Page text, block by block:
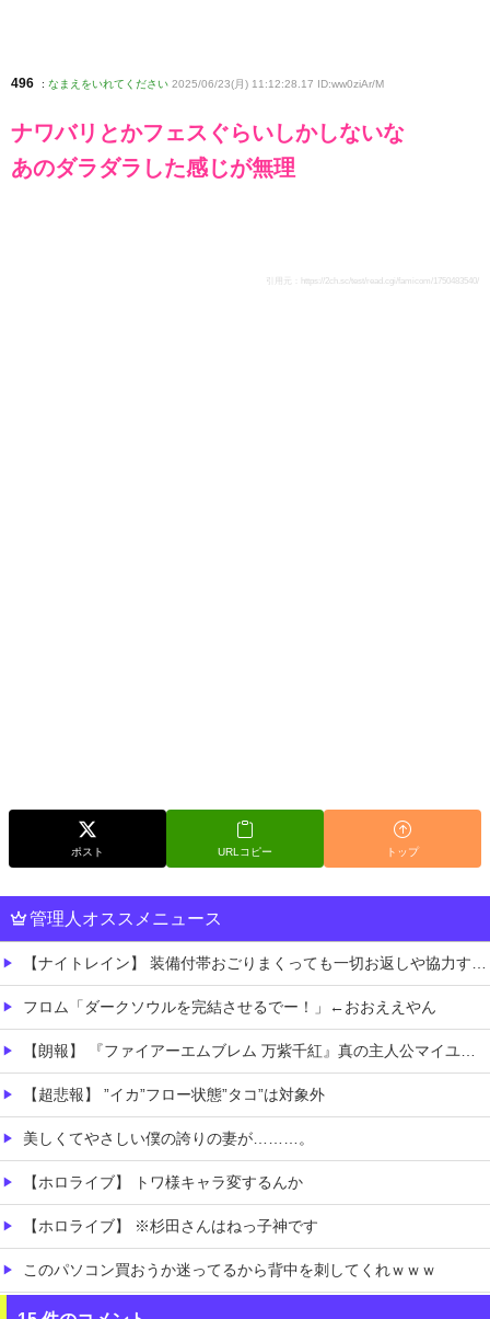
496 : なまえをいれてください 2025/06/23(月) 11:12:28.17 ID:ww0ziAr/M
ナワバリとかフェスぐらいしかしないな
あのダラダラした感じが無理
引用元： https://2ch.sc/test/read.cgi/famicom/1750483540/
ポスト URLコピー トップ
管理人オススメニュース
【ナイトレイン】 装備付帯おごりまくっても一切お返しや協力する気がないプレイヤーいるけど…
フロム「ダークソウルを完結させるでー！」←おおええやん
【朗報】 『ファイアーエムブレム 万紫千紅』真の主人公マイユニはキャラメイクが可能
【超悲報】 ”イカ”フロー状態”タコ”は対象外
美しくてやさしい僕の誇りの妻が………。
【ホロライブ】 トワ様キャラ変するんか
【ホロライブ】 ※杉田さんはねっ子神です
このパソコン買おうか迷ってるから背中を刺してくれｗｗｗ
【朗報】 マツダ、新型CX-5が売れて黒字転換！！